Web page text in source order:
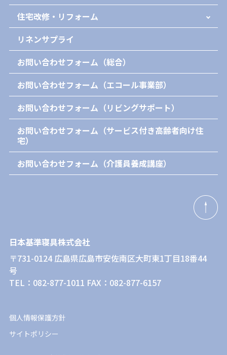
住宅改修・リフォーム
リネンサプライ
お問い合わせフォーム（総合）
お問い合わせフォーム（エコール事業部）
お問い合わせフォーム（リビングサポート）
お問い合わせフォーム（サービス付き高齢者向け住
宅）
お問い合わせフォーム（介護員養成講座）
日本基準寝具株式会社
〒731-0124 広島県広島市安佐南区大町東1丁目18番44
号
TEL：082-877-1011 FAX：082-877-6157
個人情報保護方針
サイトポリシー